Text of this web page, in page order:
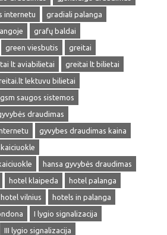
internetu
gradiali palanga
grafų baldai
green viesbutis
greitai
lt aviabilietai
greitai lt bilietai
lektuvu bilietai
gsm saugos sistemos
draudimas
gyvybes draudimas kaina
hansa gyvybės draudimas
hotel klaipeda
hotel palanga
hotel vilnius
hotels in palanga
I lygio signalizacija
III lygio signalizacija